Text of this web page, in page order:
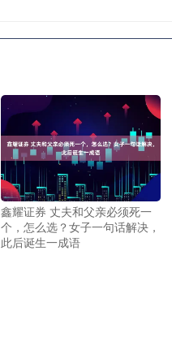
鑫耀证券 丈夫和父亲必须死一
个，怎么选？女子一句话解决，
此后诞生一成语